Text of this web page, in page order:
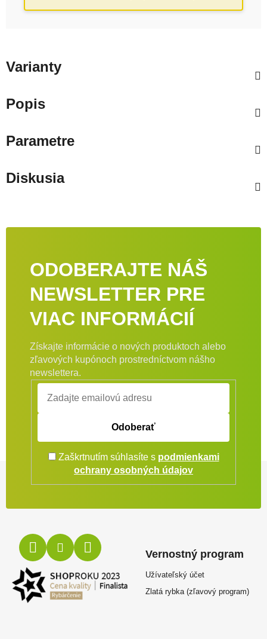
Varianty
Popis
Parametre
Diskusia
ODOBERAJTE NÁŠ
NEWSLETTER PRE
VIAC INFORMÁCIÍ
Získajte informácie o nových produktoch alebo
zľavových kupónoch prostredníctvom nášho
newslettera.
Odoberať
Zaškrtnutím súhlasíte s podmienkami
ochrany osobných údajov
Vernostný program
Užívateľský účet
Zlatá rybka (zľavový program)